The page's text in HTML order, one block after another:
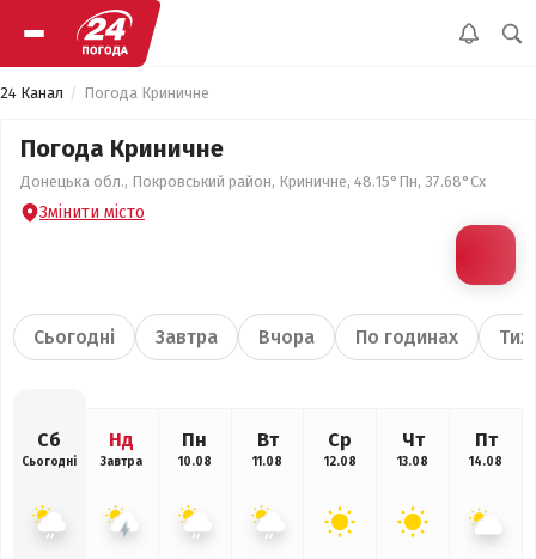
24 Канал Погода Криничне
Погода Криничне
Донецька обл., Покровський район, Криничне, 48.15°Пн, 37.68°Сх
Змінити місто
Сьогодні Завтра Вчора По годинах
Сб
Сьогодні
Нд
Завтра
Пн
10.08
Вт
11.08
Ср
12.08
Чт
13.08
Пт
14.08